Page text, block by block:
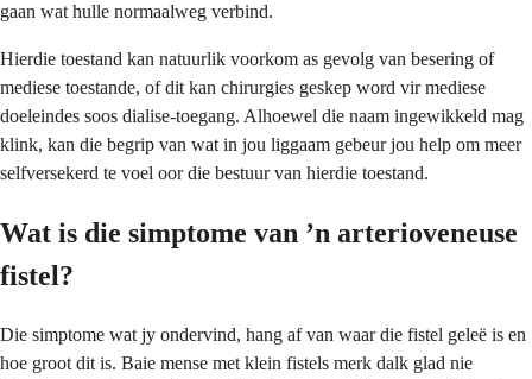
gaan wat hulle normaalweg verbind.
Hierdie toestand kan natuurlik voorkom as gevolg van besering of
mediese toestande, of dit kan chirurgies geskep word vir mediese
doeleindes soos dialise-toegang. Alhoewel die naam ingewikkeld mag
klink, kan die begrip van wat in jou liggaam gebeur jou help om meer
selfversekerd te voel oor die bestuur van hierdie toestand.
Wat is die simptome van ’n arterioveneuse
fistel?
Die simptome wat jy ondervind, hang af van waar die fistel geleë is en
hoe groot dit is. Baie mense met klein fistels merk dalk glad nie